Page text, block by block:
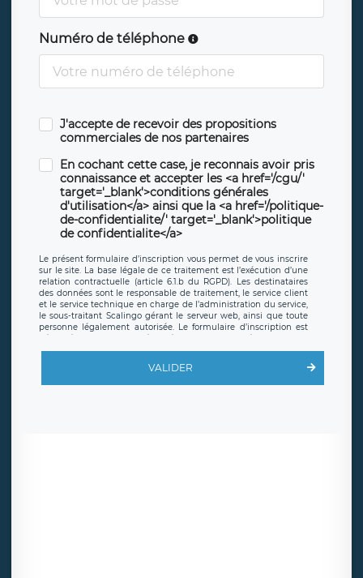
Numéro de téléphone
J'accepte de recevoir des propositions
commerciales de nos partenaires
En cochant cette case, je reconnais avoir pris
connaissance et accepter les <a href='/cgu/'
target='_blank'>conditions générales
d'utilisation</a> ainsi que la <a href='/politique-
de-confidentialite/' target='_blank'>politique
de confidentialite</a>
Le présent formulaire d’inscription vous permet de vous inscrire
sur le site. La base légale de ce traitement est l’exécution d’une
relation contractuelle (article 6.1.b du RGPD). Les destinataires
des données sont le responsable de traitement, le service client
et le service technique en charge de l’administration du service,
le sous-traitant Scalingo gérant le serveur web, ainsi que toute
personne légalement autorisée. Le formulaire d’inscription est
offrant desclauses de protection conformes au RGPD. Les
en sollicite la suppression, étant entendu que vous pouvez
demander la suppression de vos données et retirer votre
VALIDER